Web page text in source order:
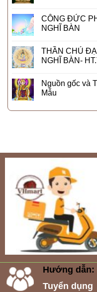
CÔNG ĐỨC
NGHĨ BÀN
THẦN CHÚ
NGHĨ BÀN-
Nguồn gốc và
Mẫu
Hướng dẫn:
Tuyển dụng